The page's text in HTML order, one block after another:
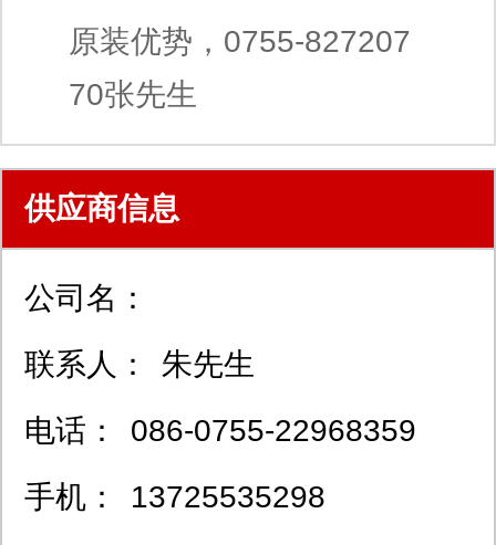
原装优势，0755-827207
70张先生
供应商信息
公司名：
联系人：
朱先生
电话：
086-0755-22968359
手机：
13725535298